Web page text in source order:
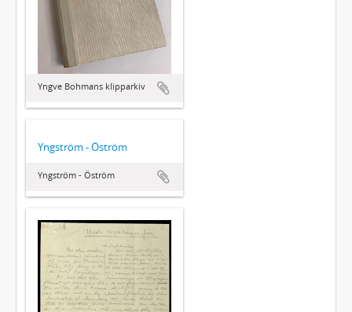
Yngve Bohmans klipparkiv
Yngström - Öström
Yngström - Öström